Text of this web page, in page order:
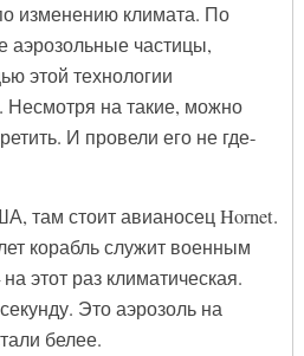
изменению климата. По
частицы,
этой технологии
Несмотря на такие, можно
И провели его не где-
там стоит авианосец Hornet.
корабль служит военным
этот раз климатическая.
Это аэрозоль на
белее.